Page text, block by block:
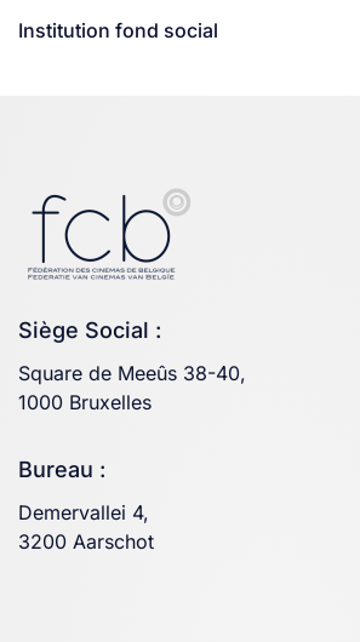
Institution fond social
Siège Social :
Square de Meeûs 38-40,
1000 Bruxelles
Bureau :
Demervallei 4,
3200 Aarschot